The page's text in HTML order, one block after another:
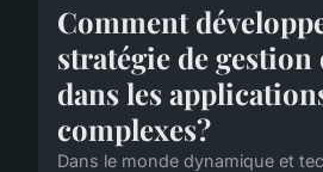
Comment
stratégie de
dans les
complexes?
Dans le monde dynamique et